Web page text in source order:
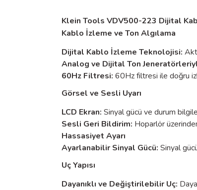
Klein Tools VDV500-223 Dijital
Kablo İzleme ve Ton Algılama
Dijital Kablo İzleme Teknolojisi:
Analog ve Dijital Ton
60Hz Filtresi: 60Hz filtresi ile doğru
Görsel ve Sesli Uyarı
LCD Ekran: Sinyal gücü ve durum
Sesli Geri Bildirim: Hoparlör
Hassasiyet Ayarı
Ayarlanabilir Sinyal Gücü: Sinyal
Uç Yapısı
Dayanıklı ve Değiştirilebilir Uç: